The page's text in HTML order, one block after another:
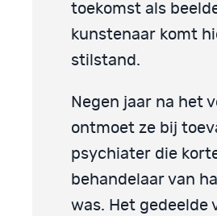
toekomst als
kunstenaar komt
stilstand.
Negen jaar na het
ontmoet ze bij
psychiater die
behandelaar van
was. Het gedeelde